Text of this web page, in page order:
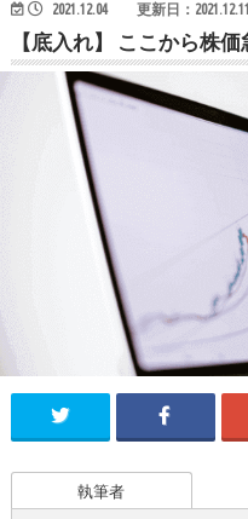
2021.12.04 更新日：2021.12.11
【底入れ】 ここから株
執筆者